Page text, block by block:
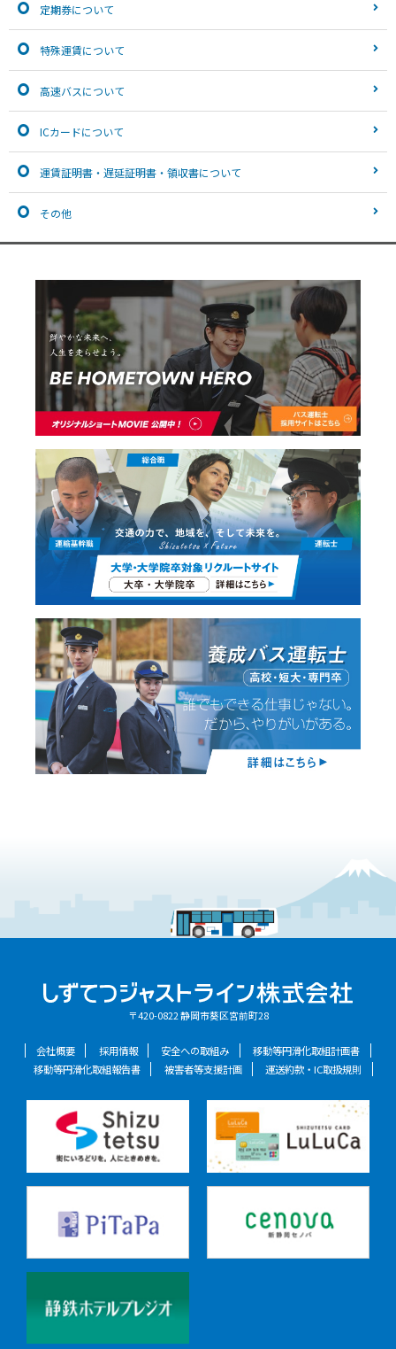
定期券について
特殊運賃について
高速バスについて
ICカードについて
運賃証明書・遅延証明書・領収書について
その他
〒420-0822 静岡市葵区宮前町28
会社概要 採用情報 安全への取組み
移動等円滑化取組計画書
移動等円滑化取組報告書
被害者等支援計画 運送約款・IC取扱規則